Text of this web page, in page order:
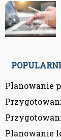
Planowanie
Planowanie